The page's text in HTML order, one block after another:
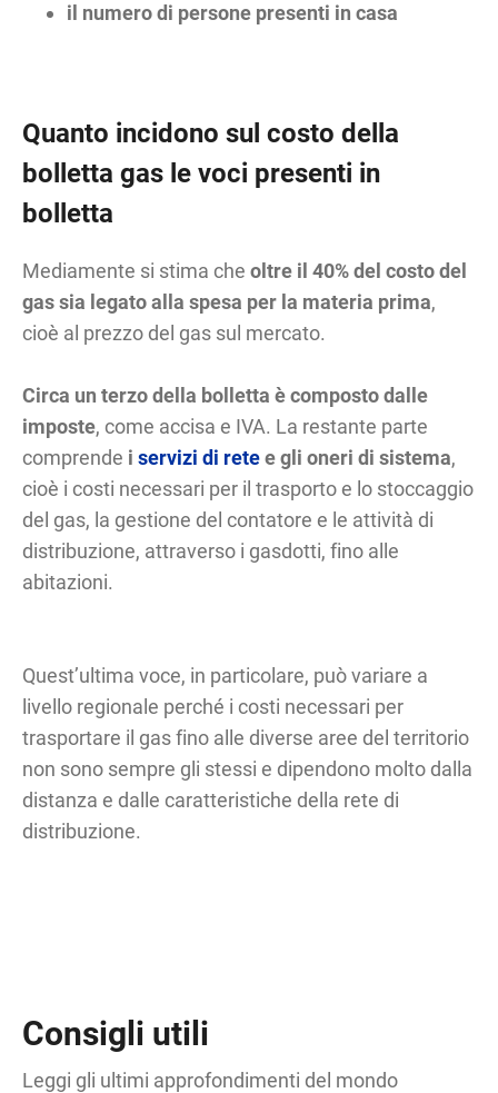
il numero di persone presenti in casa
Quanto incidono sul costo della
bolletta gas le voci presenti in
bolletta
Mediamente si stima cheoltre il 40% del costo del
gas sia legato alla spesa per la materia prima,
cioè al prezzo del gas sul mercato.
Circa un terzo della bolletta è composto dalle
imposte, come accisa e IVA. La restante parte
comprende iservizi di retee gli oneri di sistema,
cioè i costi necessari per il trasporto e lo stoccaggio
del gas, la gestione del contatore e le attività di
distribuzione, attraverso i gasdotti, fino alle
abitazioni.
Quest’ultima voce, in particolare, può variare a
livello regionale perché i costi necessari per
trasportare il gas fino alle diverse aree del territorio
non sono sempre gli stessi e dipendono molto dalla
distanza e dalle caratteristiche della rete di
distribuzione.
Consigli utili
Leggi gli ultimi approfondimenti del mondo